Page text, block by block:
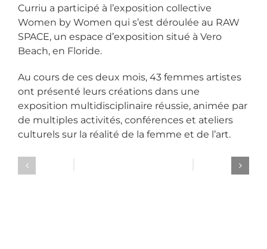
Curriu a participé à l’exposition collective
Women by Women qui s’est déroulée au RAW
SPACE, un espace d’exposition situé à Vero
Beach, en Floride.
Au cours de ces deux mois, 43 femmes artistes
ont présenté leurs créations dans une
exposition multidisciplinaire réussie, animée par
de multiples activités, conférences et ateliers
culturels sur la réalité de la femme et de l’art.